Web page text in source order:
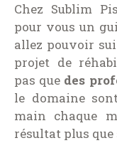
Chez Sublim
pour vous un
allez pouvoir
projet de
pas que des
le domaine
main chaque
résultat plus